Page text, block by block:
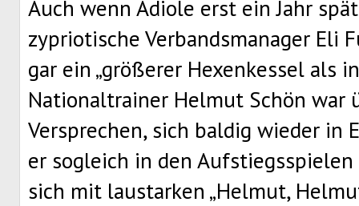
Auch wenn Adiole erst ein Jahr
zypriotische Verbandsmanager Eli
gar ein „größerer Hexenkessel als
Nationaltrainer Helmut Schön war
Versprechen, sich baldig wieder in
er sogleich in den Aufstiegsspielen
sich mit laustarken „Helmut,